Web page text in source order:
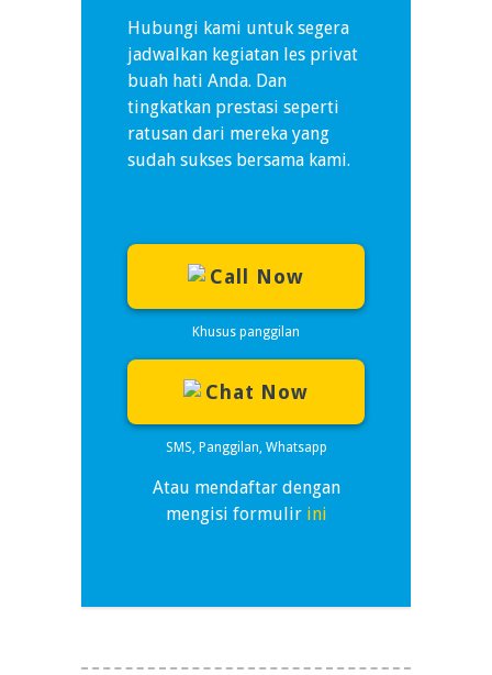
Hubungi kami untuk segera
jadwalkan kegiatan les privat
buah hati Anda. Dan
tingkatkan prestasi seperti
ratusan dari mereka yang
sudah sukses bersama kami.
Call Now
Khusus panggilan
Chat Now
SMS, Panggilan, Whatsapp
Atau mendaftar dengan
mengisi formulir ini